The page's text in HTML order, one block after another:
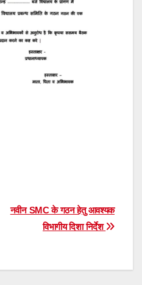
नवीन SMC के गठन हेतु आवश्यक
विभागीय दिशा निर्देश